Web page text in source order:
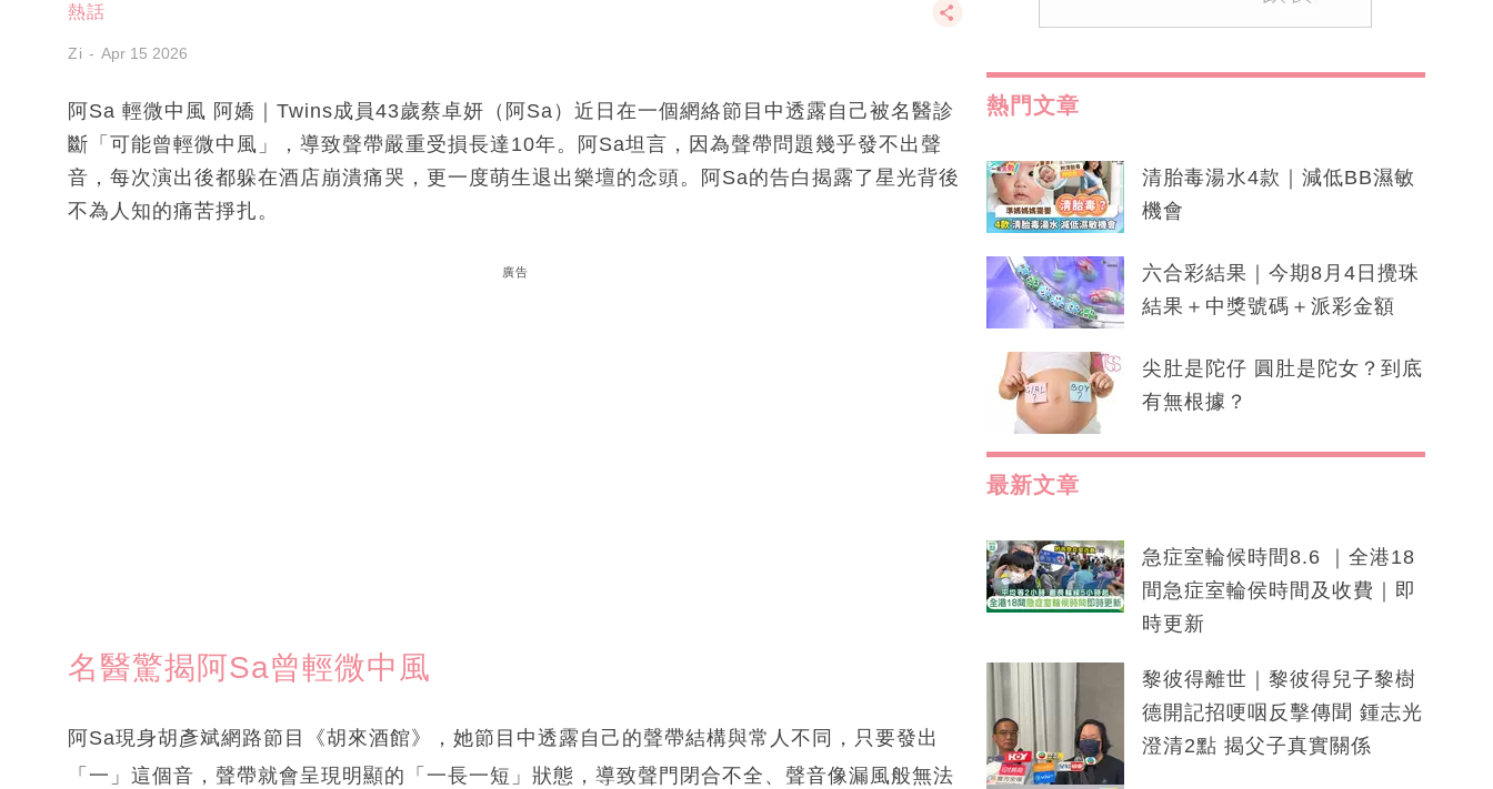
熱話
Zi Apr 15 2026
阿Sa 輕微中風 阿嬌｜Twins成員43歲蔡卓妍（阿Sa）近日在一個網絡節目中透露自己被名醫診
斷「可能曾輕微中風」，導致聲帶嚴重受損長達10年。阿Sa坦言，因為聲帶問題幾乎發不出聲
音，每次演出後都躲在酒店崩潰痛哭，更一度萌生退出樂壇的念頭。阿Sa的告白揭露了星光背後
不為人知的痛苦掙扎。
廣告
名醫驚揭阿Sa曾輕微中風
阿Sa現身胡彥斌網路節目《胡來酒館》，她節目中透露自己的聲帶結構與常人不同，只要發出
「一」這個音，聲帶就會呈現明顯的「一長一短」狀態，導致聲門閉合不全、聲音像漏風般無法
熱門文章
清胎毒湯水4款｜減低BB濕敏
機會
六合彩結果｜今期8月4日攪珠
結果＋中獎號碼＋派彩金額
尖肚是陀仔 圓肚是陀女？到底
有無根據？
最新文章
急症室輪候時間8.6 ｜全港18
間急症室輪侯時間及收費｜即
時更新
黎彼得離世｜黎彼得兒子黎樹
德開記招哽咽反擊傳聞 鍾志光
澄清2點 揭父子真實關係